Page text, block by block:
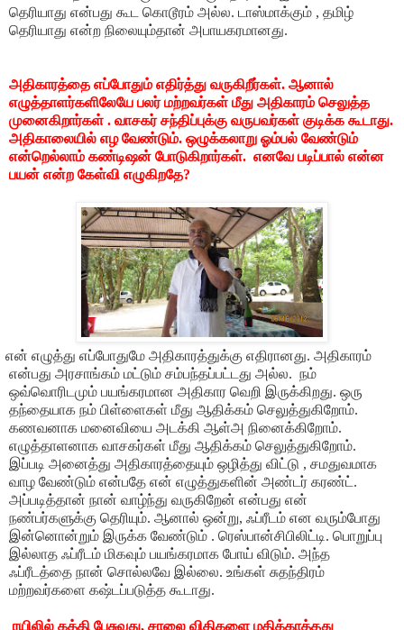
தெரியாது என்பது கூட கொடூரம் அல்ல. டாஸ்மாக்கும் , தமிழ்
தெரியாது என்ற நிலையும்தான் அபாயகரமானது.
அதிகாரத்தை எப்போதும் எதிர்த்து வருகிறீர்கள். ஆனால்
எழுத்தாளர்களிலேயே பலர் மற்றவர்கள் மீது அதிகாரம் செலுத்த
முனைகிறார்கள் . வாசகர் சந்திப்புக்கு வருபவர்கள் குடிக்க கூடாது.
அதிகாலையில் எழ வேண்டும். ஒழுக்கலாறு ஓம்பல் வேண்டும்
என்றெல்லாம் கண்டிஷன் போடுகிறார்கள். எனவே படிப்பால் என்ன
பயன் என்ற கேள்வி எழுகிறதே?
எழுத்து எப்போதுமே அதிகாரத்துக்கு எதிரானது. அதிகாரம்
என்பது அரசாங்கம் மட்டும் சம்பந்தப்பட்டது அல்ல. நம்
ஒவ்வொரிடமும் பயங்கரமான அதிகார வெறி இருக்கிறது. ஒரு
தந்தையாக நம் பிள்ளைகள் மீது ஆதிக்கம் செலுத்துகிறோம்.
கணவனாக மனைவியை அடக்கி ஆள்அ நினைக்கிறோம்.
எழுத்தாளனாக வாசகர்கள் மீது ஆதிக்கம் செலுத்துகிறோம்.
இப்படி அனைத்து அதிகாரத்தையும் ஒழித்து விட்டு , சமதுவமாக
வாழ வேண்டும் என்பதே என் எழுத்துகளின் அண்டர் கரண்ட்.
அப்படித்தான் நான் வாழ்ந்து வருகிறேன் என்பது என்
நண்பர்களுக்கு தெரியும். ஆனால் ஒன்று, ஃப்ரீடம் என வரும்போது
இன்னொன்றும் இருக்க வேண்டும் . ரெஸ்பான்சிபிலிட்டி. பொறுப்பு
இல்லாத ஃப்ரீடம் மிகவும் பயங்கரமாக போய் விடும். அந்த
ஃப்ரீடத்தை நான் சொல்லவே இல்லை. உங்கள் சுதந்திரம்
மற்றவர்களை கஷ்டப்படுத்த கூடாது.
ரயிலில் கத்தி பேசுவது, சாலை விதிகளை மதிக்காத்தது